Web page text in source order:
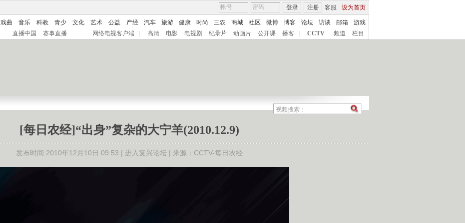
客服 设为首页
登录 注册
戏曲 音乐 科教 青少 文化 艺术 公益 产经 汽车 旅游 健康 时尚 三农 商城 社区 微博 博客 论坛 访谈 邮箱
游戏
直播中国 赛事直播 网络电视客户端 高清 电影 电视剧 纪录片 动画片 公开课 播客 CCTV 频道 栏目
[每日农经]“出身”复杂的大宁羊(2010.12.9)
发布时间:2010年12月10日 09:53 | 进入复兴论坛 | 来源：CCTV-每日农经